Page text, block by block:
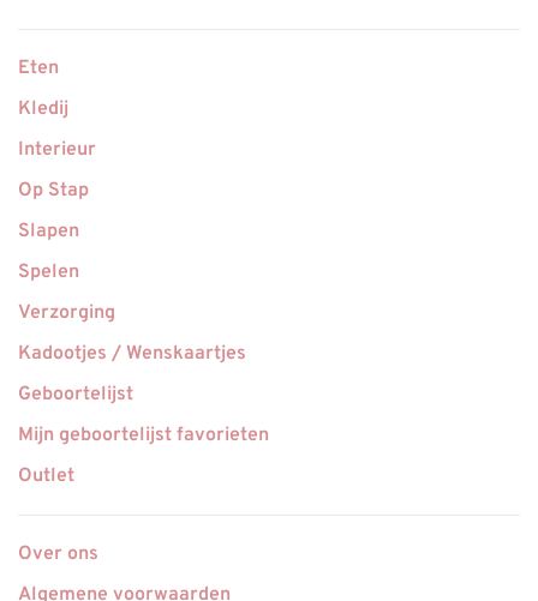
Eten
Kledij
Interieur
Op Stap
Slapen
Spelen
Verzorging
Kadootjes / Wenskaartjes
Geboortelijst
Mijn geboortelijst favorieten
Outlet
Over ons
Algemene voorwaarden